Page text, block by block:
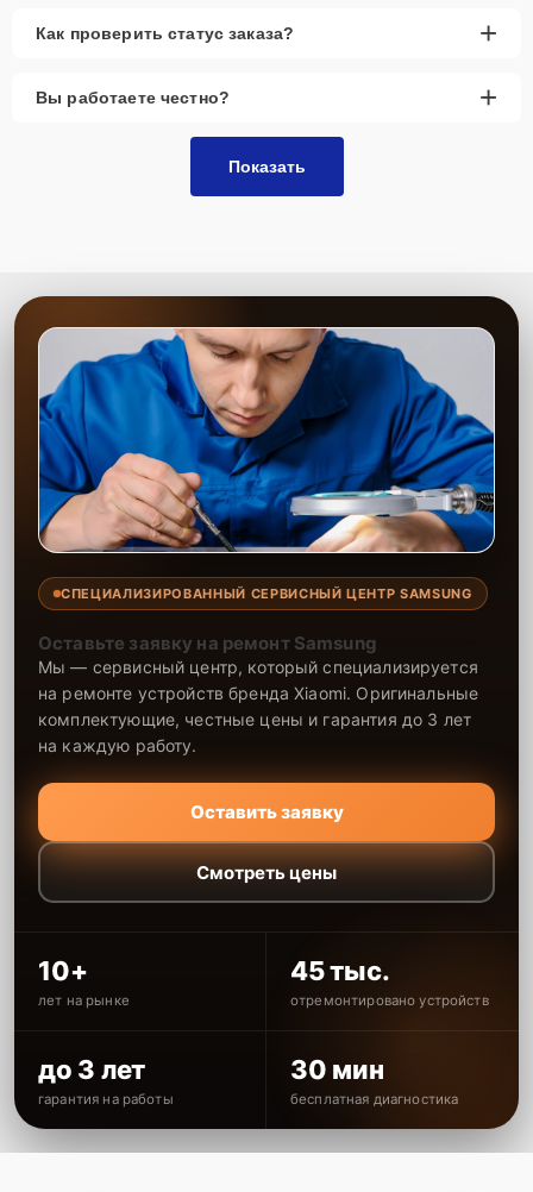
Как проверить статус заказа? +
Вы работаете честно? +
Показать
СПЕЦИАЛИЗИРОВАННЫЙ СЕРВИСНЫЙ ЦЕНТР SAMSUNG
Оставьте заявку на ремонт Samsung
Мы — сервисный центр, который специализируется
на ремонте устройств бренда Xiaomi. Оригинальные
комплектующие, честные цены и гарантия до 3 лет
на каждую работу.
Оставить заявку
Смотреть цены
10+
лет на рынке
45 тыс.
отремонтировано устройств
до 3 лет
гарантия на работы
30 мин
бесплатная диагностика